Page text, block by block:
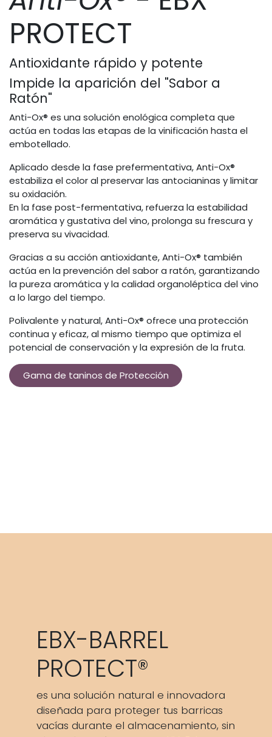
PROTECT
Antioxidante rápido y potente
Impide la aparición del "Sabor a
Ratón"
Anti-Ox® es una solución enológica completa que
actúa en todas las etapas de la vinificación hasta el
embotellado.
Aplicado desde la fase prefermentativa, Anti-Ox®
estabiliza el color al preservar las antocianinas y limitar
su oxidación.
En la fase post-fermentativa, refuerza la estabilidad
aromática y gustativa del vino, prolonga su frescura y
preserva su vivacidad.
Gracias a su acción antioxidante, Anti-Ox® también
actúa en la prevención del sabor a ratón, garantizando
la pureza aromática y la calidad organoléptica del vino
a lo largo del tiempo.
Polivalente y natural, Anti-Ox® ofrece una protección
continua y eficaz, al mismo tiempo que optimiza el
potencial de conservación y la expresión de la fruta.
Gama de taninos de Protección
EBX-BARREL
PROTECT®
es una solución natural e innovadora
diseñada para proteger tus barricas
vacías durante el almacenamiento, sin